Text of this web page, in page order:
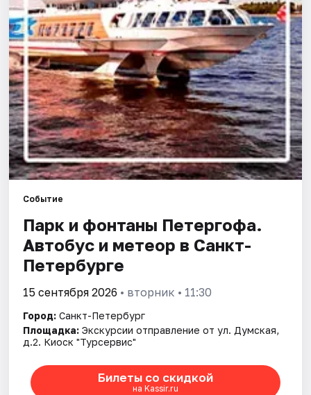
Артисты
Рейтинги
Событие
Парк и фонтаны Петергофа.
Автобус и метеор в Санкт-
Петербурге
15 сентября 2026 • вторник • 11:30
Город: Санкт-Петербург
Площадка: Экскурсии отправление от ул. Думская,
д.2. Киоск "Турсервис"
Билеты со скидкой
на Kassir.ru